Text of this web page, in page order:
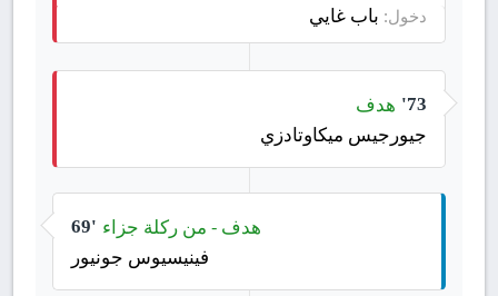
دخول: باب غايي
73'
هدف
جيورجيس ميكاوتادزي
69' هدف - من ركلة جزاء
فينيسيوس جونيور